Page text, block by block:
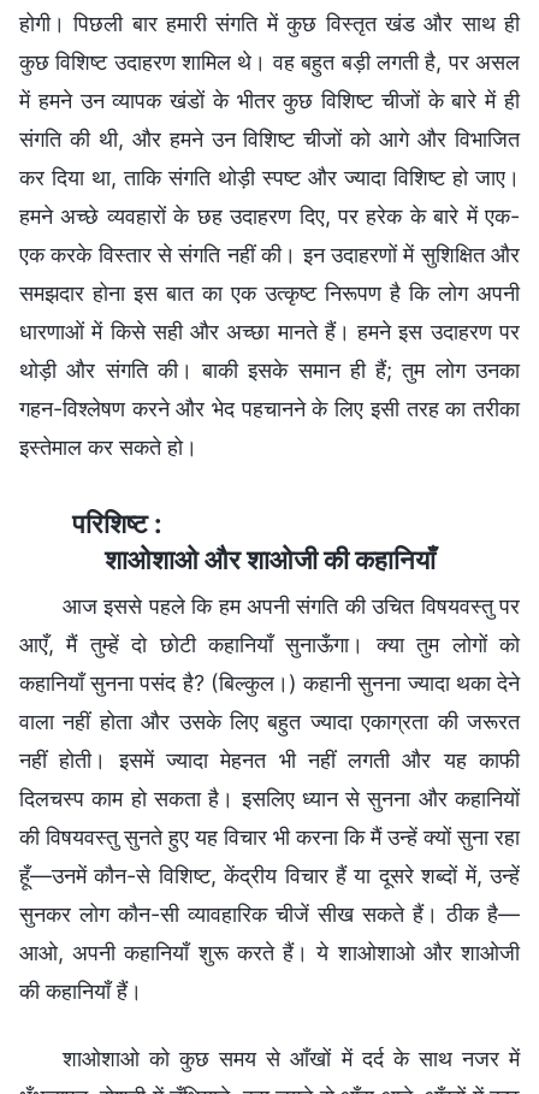
होगी। पिछली बार हमारी संगति में कुछ विस्तृत खंड और साथ ही
कुछ विशिष्ट उदाहरण शामिल थे। वह बहुत बड़ी लगती है, पर असल
में हमने उन व्यापक खंडों के भीतर कुछ विशिष्ट चीजों के बारे में ही
संगति की थी, और हमने उन विशिष्ट चीजों को आगे और विभाजित
कर दिया था, ताकि संगति थोड़ी स्पष्ट और ज्यादा विशिष्ट हो जाए।
हमने अच्छे व्यवहारों के छह उदाहरण दिए, पर हरेक के बारे में एक-
एक करके विस्तार से संगति नहीं की। इन उदाहरणों में सुशिक्षित और
समझदार होना इस बात का एक उत्कृष्ट निरूपण है कि लोग अपनी
धारणाओं में किसे सही और अच्छा मानते हैं। हमने इस उदाहरण पर
थोड़ी और संगति की। बाकी इसके समान ही हैं; तुम लोग उनका
गहन-विश्लेषण करने और भेद पहचानने के लिए इसी तरह का तरीका
इस्तेमाल कर सकते हो।
परिशिष्ट :
शाओशाओ और शाओजी की कहानियाँ
आज इससे पहले कि हम अपनी संगति की उचित विषयवस्तु पर
आएँ, मैं तुम्हें दो छोटी कहानियाँ सुनाऊँगा। क्या तुम लोगों को
कहानियाँ सुनना पसंद है? (बिल्कुल।) कहानी सुनना ज्यादा थका देने
वाला नहीं होता और उसके लिए बहुत ज्यादा एकाग्रता की जरूरत
नहीं होती। इसमें ज्यादा मेहनत भी नहीं लगती और यह काफी
दिलचस्प काम हो सकता है। इसलिए ध्यान से सुनना और कहानियों
की विषयवस्तु सुनते हुए यह विचार भी करना कि मैं उन्हें क्यों सुना रहा
हूँ—उनमें कौन-से विशिष्ट, केंद्रीय विचार हैं या दूसरे शब्दों में, उन्हें
सुनकर लोग कौन-सी व्यावहारिक चीजें सीख सकते हैं। ठीक है—
आओ, अपनी कहानियाँ शुरू करते हैं। ये शाओशाओ और शाओजी
की कहानियाँ हैं।
शाओशाओ को कुछ समय से आँखों में दर्द के साथ नजर में